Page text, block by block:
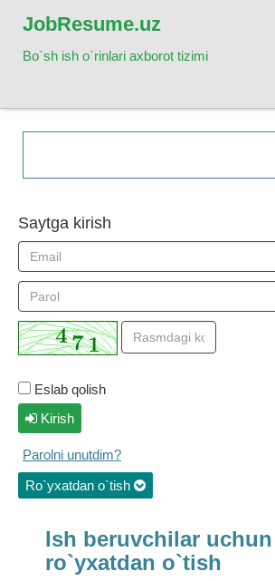
JobResume.uz
Bo`sh ish o`rinlari axborot tizimi
Saytga kirish
Eslab qolish
Kirish
Parolni unutdim?
Ro`yxatdan o`tish
Ish beruvchilar uchun
ro`yxatdan o`tish